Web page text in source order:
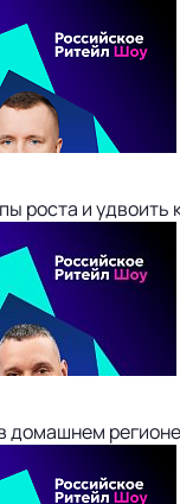
роста и удвоить